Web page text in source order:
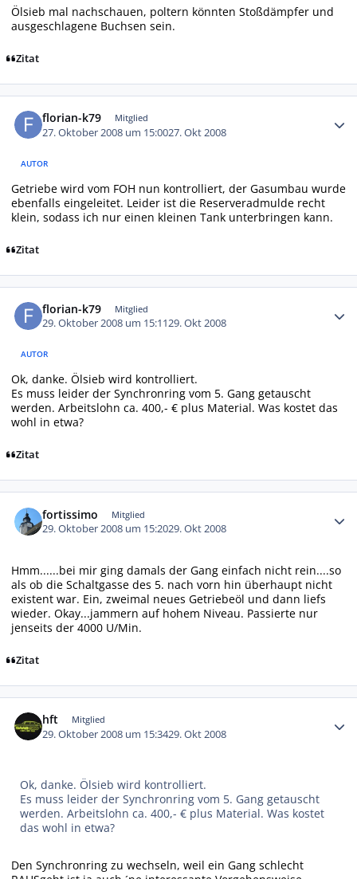
Ölsieb mal nachschauen, poltern könnten Stoßdämpfer und
ausgeschlagene Buchsen sein.
Zitat
florian-k79 Mitglied
27. Oktober 2008 um 15:0027. Okt 2008
AUTOR
Getriebe wird vom FOH nun kontrolliert, der Gasumbau wurde
ebenfalls eingeleitet. Leider ist die Reserveradmulde recht
klein, sodass ich nur einen kleinen Tank unterbringen kann.
Zitat
florian-k79 Mitglied
29. Oktober 2008 um 15:1129. Okt 2008
AUTOR
Ok, danke. Ölsieb wird kontrolliert.
Es muss leider der Synchronring vom 5. Gang getauscht
werden. Arbeitslohn ca. 400,- € plus Material. Was kostet das
wohl in etwa?
Zitat
fortissimo Mitglied
29. Oktober 2008 um 15:2029. Okt 2008
Hmm......bei mir ging damals der Gang einfach nicht rein....so
als ob die Schaltgasse des 5. nach vorn hin überhaupt nicht
existent war. Ein, zweimal neues Getriebeöl und dann liefs
wieder. Okay...jammern auf hohem Niveau. Passierte nur
jenseits der 4000 U/Min.
Zitat
hft Mitglied
29. Oktober 2008 um 15:3429. Okt 2008
Ok, danke. Ölsieb wird kontrolliert.
Es muss leider der Synchronring vom 5. Gang getauscht
werden. Arbeitslohn ca. 400,- € plus Material. Was kostet
das wohl in etwa?
Den Synchronring zu wechseln, weil ein Gang schlecht